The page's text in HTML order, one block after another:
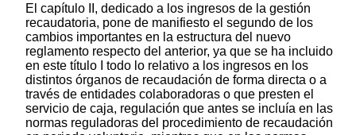
El capítulo II, dedicado a los ingresos de la gestión
recaudatoria, pone de manifiesto el segundo de los
cambios importantes en la estructura del nuevo
reglamento respecto del anterior, ya que se ha incluido
en este título I todo lo relativo a los ingresos en los
distintos órganos de recaudación de forma directa o a
través de entidades colaboradoras o que presten el
servicio de caja, regulación que antes se incluía en las
normas reguladoras del procedimiento de recaudación